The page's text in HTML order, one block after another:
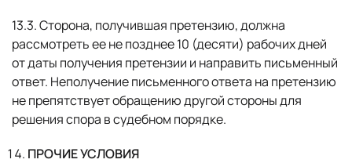
13.3. Сторона, получившая претензию, должна
рассмотреть ее не позднее 10 (десяти) рабочих дней
от даты получения претензии и направить письменный
ответ. Неполучение письменного ответа на претензию
не препятствует обращению другой стороны для
решения спора в судебном порядке.
ПРОЧИЕ УСЛОВИЯ